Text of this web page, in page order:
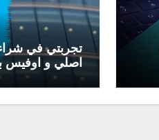
اصلي و